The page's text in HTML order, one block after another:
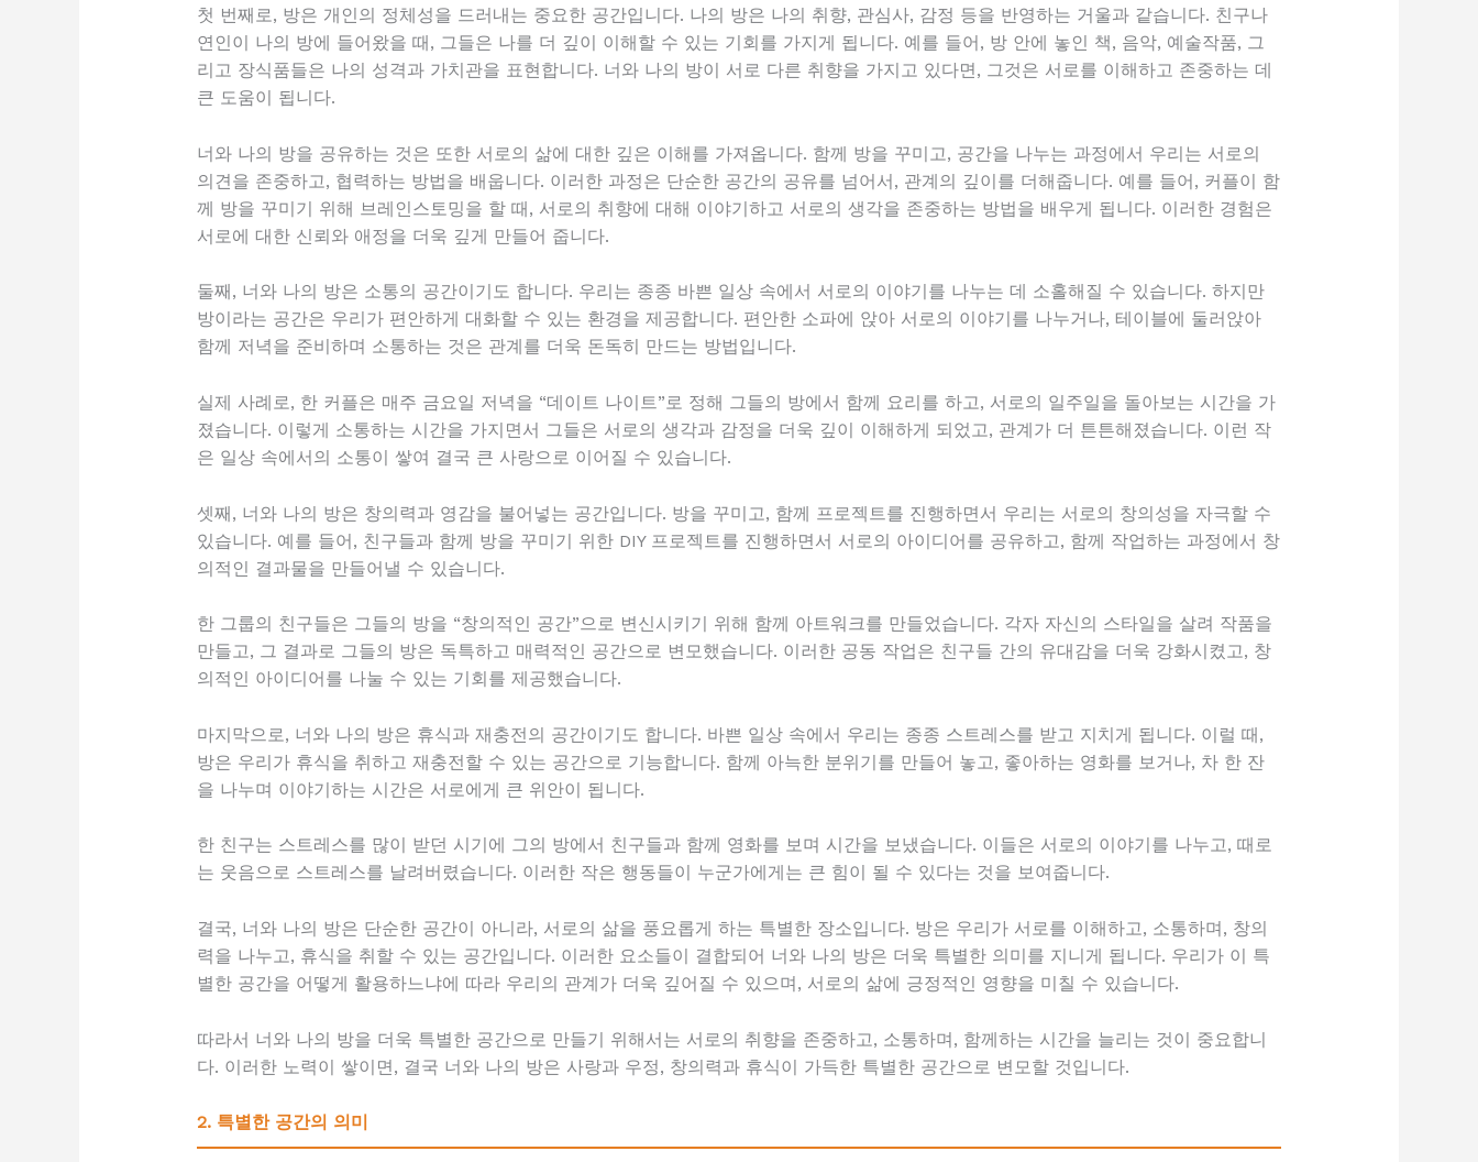
첫 번째로, 방은 개인의 정체성을 드러내는 중요한 공간입니다. 나의 방은 나의 취향, 관심사, 감정 등을 반영하는 거울과 같습니다. 친구나
연인이 나의 방에 들어왔을 때, 그들은 나를 더 깊이 이해할 수 있는 기회를 가지게 됩니다. 예를 들어, 방 안에 놓인 책, 음악, 예술작품, 그
리고 장식품들은 나의 성격과 가치관을 표현합니다. 너와 나의 방이 서로 다른 취향을 가지고 있다면, 그것은 서로를 이해하고 존중하는 데
큰 도움이 됩니다.
너와 나의 방을 공유하는 것은 또한 서로의 삶에 대한 깊은 이해를 가져옵니다. 함께 방을 꾸미고, 공간을 나누는 과정에서 우리는 서로의
의견을 존중하고, 협력하는 방법을 배웁니다. 이러한 과정은 단순한 공간의 공유를 넘어서, 관계의 깊이를 더해줍니다. 예를 들어, 커플이 함
께 방을 꾸미기 위해 브레인스토밍을 할 때, 서로의 취향에 대해 이야기하고 서로의 생각을 존중하는 방법을 배우게 됩니다. 이러한 경험은
서로에 대한 신뢰와 애정을 더욱 깊게 만들어 줍니다.
둘째, 너와 나의 방은 소통의 공간이기도 합니다. 우리는 종종 바쁜 일상 속에서 서로의 이야기를 나누는 데 소홀해질 수 있습니다. 하지만
방이라는 공간은 우리가 편안하게 대화할 수 있는 환경을 제공합니다. 편안한 소파에 앉아 서로의 이야기를 나누거나, 테이블에 둘러앉아
함께 저녁을 준비하며 소통하는 것은 관계를 더욱 돈독히 만드는 방법입니다.
실제 사례로, 한 커플은 매주 금요일 저녁을 “데이트 나이트”로 정해 그들의 방에서 함께 요리를 하고, 서로의 일주일을 돌아보는 시간을 가
졌습니다. 이렇게 소통하는 시간을 가지면서 그들은 서로의 생각과 감정을 더욱 깊이 이해하게 되었고, 관계가 더 튼튼해졌습니다. 이런 작
은 일상 속에서의 소통이 쌓여 결국 큰 사랑으로 이어질 수 있습니다.
셋째, 너와 나의 방은 창의력과 영감을 불어넣는 공간입니다. 방을 꾸미고, 함께 프로젝트를 진행하면서 우리는 서로의 창의성을 자극할 수
있습니다. 예를 들어, 친구들과 함께 방을 꾸미기 위한 DIY 프로젝트를 진행하면서 서로의 아이디어를 공유하고, 함께 작업하는 과정에서 창
의적인 결과물을 만들어낼 수 있습니다.
한 그룹의 친구들은 그들의 방을 “창의적인 공간”으로 변신시키기 위해 함께 아트워크를 만들었습니다. 각자 자신의 스타일을 살려 작품을
만들고, 그 결과로 그들의 방은 독특하고 매력적인 공간으로 변모했습니다. 이러한 공동 작업은 친구들 간의 유대감을 더욱 강화시켰고, 창
의적인 아이디어를 나눌 수 있는 기회를 제공했습니다.
마지막으로, 너와 나의 방은 휴식과 재충전의 공간이기도 합니다. 바쁜 일상 속에서 우리는 종종 스트레스를 받고 지치게 됩니다. 이럴 때,
방은 우리가 휴식을 취하고 재충전할 수 있는 공간으로 기능합니다. 함께 아늑한 분위기를 만들어 놓고, 좋아하는 영화를 보거나, 차 한 잔
을 나누며 이야기하는 시간은 서로에게 큰 위안이 됩니다.
한 친구는 스트레스를 많이 받던 시기에 그의 방에서 친구들과 함께 영화를 보며 시간을 보냈습니다. 이들은 서로의 이야기를 나누고, 때로
는 웃음으로 스트레스를 날려버렸습니다. 이러한 작은 행동들이 누군가에게는 큰 힘이 될 수 있다는 것을 보여줍니다.
결국, 너와 나의 방은 단순한 공간이 아니라, 서로의 삶을 풍요롭게 하는 특별한 장소입니다. 방은 우리가 서로를 이해하고, 소통하며, 창의
력을 나누고, 휴식을 취할 수 있는 공간입니다. 이러한 요소들이 결합되어 너와 나의 방은 더욱 특별한 의미를 지니게 됩니다. 우리가 이 특
별한 공간을 어떻게 활용하느냐에 따라 우리의 관계가 더욱 깊어질 수 있으며, 서로의 삶에 긍정적인 영향을 미칠 수 있습니다.
따라서 너와 나의 방을 더욱 특별한 공간으로 만들기 위해서는 서로의 취향을 존중하고, 소통하며, 함께하는 시간을 늘리는 것이 중요합니
다. 이러한 노력이 쌓이면, 결국 너와 나의 방은 사랑과 우정, 창의력과 휴식이 가득한 특별한 공간으로 변모할 것입니다.
2. 특별한 공간의 의미